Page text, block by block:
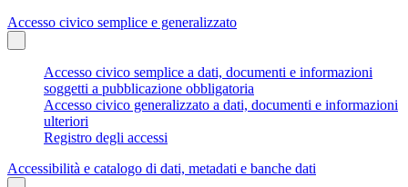
Accesso civico semplice e generalizzato
Accesso civico semplice a dati, documenti e informazioni
soggetti a pubblicazione obbligatoria
Accesso civico generalizzato a dati, documenti e informazioni
ulteriori
Registro degli accessi
Accessibilità e catalogo di dati, metadati e banche dati